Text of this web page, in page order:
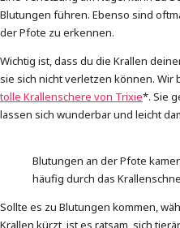
Blutungen führen. Ebenso sind
der Pfote zu erkennen.
Wichtig ist, dass du die Krallen
sie sich nicht verletzen können.
tolle Krallenschere von Trixie*. Sie
lassen sich wunderbar und leicht
Blutungen an der Pfote
häufig durch das
Sollte es zu Blutungen kommen,
Krallen kürzt, ist es ratsam, sich